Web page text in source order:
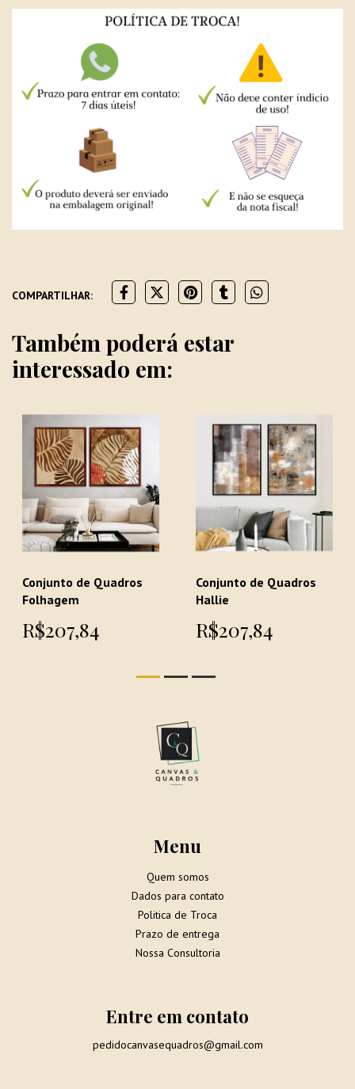
COMPARTILHAR:
Também poderá estar
interessado em:
Conjunto de Quadros
Folhagem
R$207,84
Conjunto de Quadros
Hallie
R$207,84
Menu
Quem somos
Dados para contato
Politica de Troca
Prazo de entrega
Nossa Consultoria
Entre em contato
pedidocanvasequadros@gmail.com